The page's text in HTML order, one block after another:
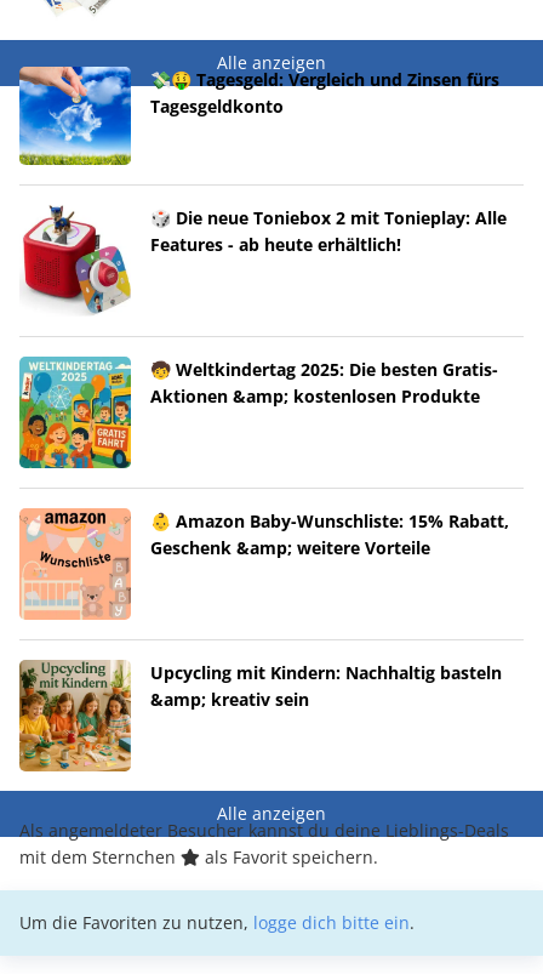
Alle anzeigen
💸🤑 Tagesgeld: Vergleich und Zinsen fürs
Tagesgeldkonto
🎲 Die neue Toniebox 2 mit Tonieplay: Alle
Features - ab heute erhältlich!
🧒 Weltkindertag 2025: Die besten Gratis-
Aktionen &amp; kostenlosen Produkte
👶 Amazon Baby-Wunschliste: 15% Rabatt,
Geschenk &amp; weitere Vorteile
Upcycling mit Kindern: Nachhaltig basteln
&amp; kreativ sein
Alle anzeigen
Als angemeldeter Besucher kannst du deine Lieblings-Deals
mit dem Sternchen
als Favorit speichern.
Um die Favoriten zu nutzen, logge dich bitte ein.